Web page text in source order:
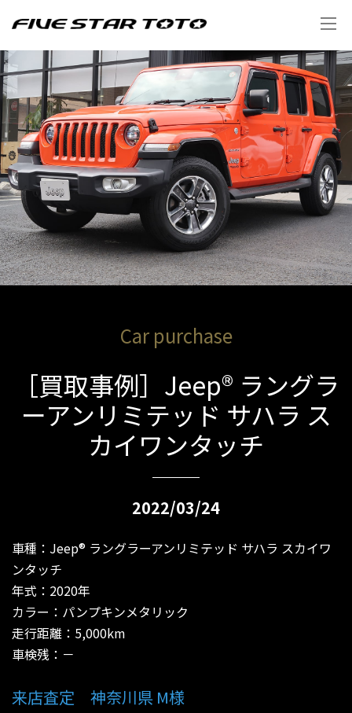
Car purchase
［買取事例］Jeep® ラングラ
ーアンリミテッド サハラ ス
カイワンタッチ
2022/03/24
車種：Jeep® ラングラーアンリミテッド サハラ スカイワ
ンタッチ
年式：2020年
カラー：パンプキンメタリック
走行距離：5,000km
車検残：－
来店査定 神奈川県 M様